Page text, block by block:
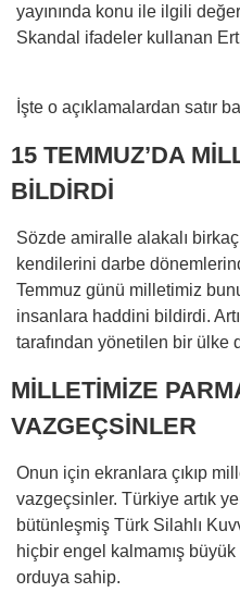
yayınında konu ile ilgili
Skandal ifadeler kullanan
İşte o açıklamalardan satır
15 TEMMUZ’DA
BİLDİRDİ
Sözde amiralle alakalı
kendilerini darbe
Temmuz günü milletimiz
insanlara haddini bildirdi.
tarafından yönetilen bir ülke
MİLLETİMİZE
VAZGEÇSİNLER
Onun için ekranlara çıkıp
vazgeçsinler. Türkiye artık
bütünleşmiş Türk Silahlı
hiçbir engel kalmamış
orduya sahip.